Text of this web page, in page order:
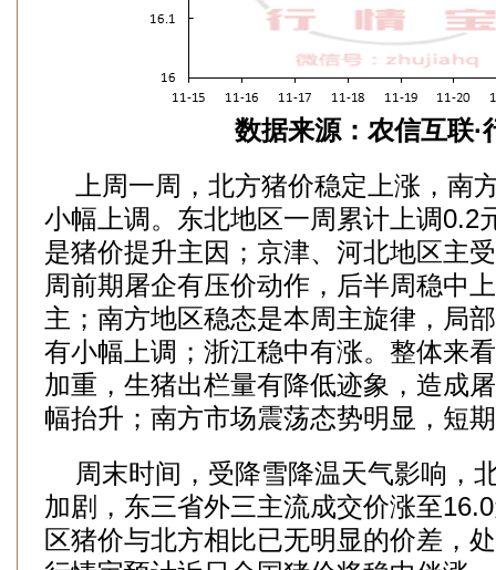
数据来源：农信互联·
上周一周，北方猪价稳定上涨，南
小幅上调。东北地区一周累计上调0.2
是猪价提升主因；京津、河北地区主
周前期屠企有压价动作，后半周稳中
主；南方地区稳态是本周主旋律，局
有小幅上调；浙江稳中有涨。整体来
加重，生猪出栏量有降低迹象，造成
幅抬升；南方市场震荡态势明显，短
周末时间，受降雪降温天气影响，
加剧，东三省外三主流成交价涨至
区猪价与北方相比已无明显的价差，